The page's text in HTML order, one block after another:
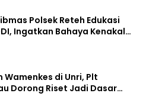
Polsek Reteh Edukasi
Ingatkan Bahaya Kenakalan
Wamenkes di Unri, Plt
Dorong Riset Jadi Dasar